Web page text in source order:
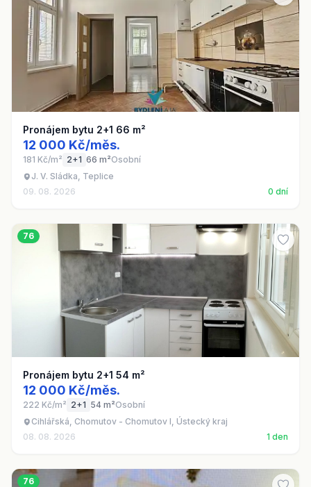
Pronájem bytu 2+1 66 m²
12 000 Kč/měs.
181 Kč/m² 2+1 66 m²Osobní
J. V. Sládka, Teplice
09. 08. 2026
0 dní
76
Pronájem bytu 2+1 54 m²
12 000 Kč/měs.
222 Kč/m² 2+1 54 m²Osobní
Cihlářská, Chomutov - Chomutov I, Ústecký kraj
08. 08. 2026
1 den
76